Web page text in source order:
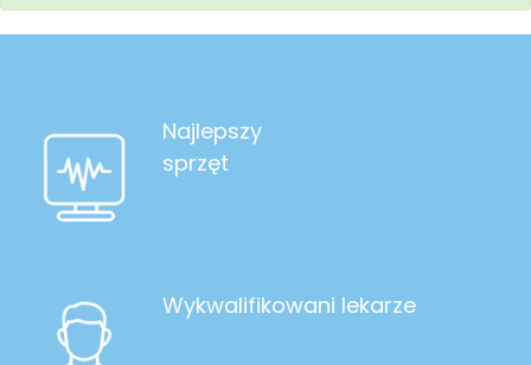
Najlepszy
sprzęt
Wykwalifikowani lekarze